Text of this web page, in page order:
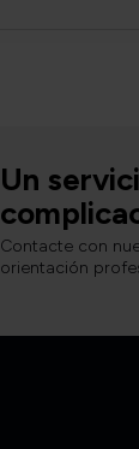
Un
Contacte con
orientación